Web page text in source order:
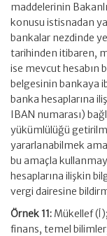
maddelerinin
konusu istisnadan
bankalar nezdinde
tarihinden itibaren,
ise mevcut hesabın
belgesinin bankaya
banka hesaplarına
IBAN numarası)
yükümlülüğü
yararlanabilmek
bu amaçla
hesaplarına ilişkin
vergi dairesine
Örnek 11: Mükellef
finans, temel